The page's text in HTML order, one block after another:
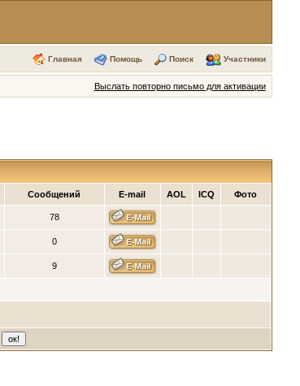
Главная Помощь Поиск Участники
Выслать повторно письмо для активации
Сообщений E-mail AOL ICQ Фото
78
0
9